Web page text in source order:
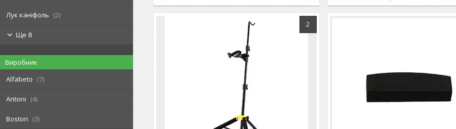
Лук каніфоль 2
Ще 8
Виробник
Alfabeto
7
Antoni 4
Boston 3
2